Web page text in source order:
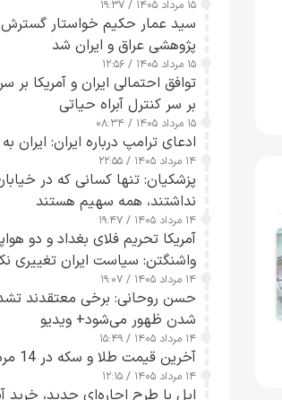
۱۵ مرداد ۱۴۰۵ / ۱۹:۳۷
سید عمار حکیم خواستار
پژوهشی عراق و ایران شد
۱۵ مرداد ۱۴۰۵ / ۱۲:۵۶
توافق احتمالی ایران و آمریکا بر
بر سر کنترل آبراه حیاتی
۱۵ مرداد ۱۴۰۵ / ۰۸:۳۴
ادعای ترامپ درباره ایران: ایران
۱۴ مرداد ۱۴۰۵ / ۲۲:۵۵
پزشکیان: تنها کسانی که در
نداشتند، همه سهیم هستند
۱۴ مرداد ۱۴۰۵ / ۱۹:۴۷
آمریکا تحریم فلای بغداد و دو
واشنگتن: سیاست ایران تغییری
۱۴ مرداد ۱۴۰۵ / ۱۹:۰۷
حسن روحانی: برخی معتقدند
شدن ظهور می‌شود+ ویدیو
۱۴ مرداد ۱۴۰۵ / ۱۵:۴۹
آخرین قیمت طلا و سکه در 14 مرداد+ جدول
۱۴ مرداد ۱۴۰۵ / ۱۲:۱۵
اپل با طرح اجاره‌ای جدید، خرید